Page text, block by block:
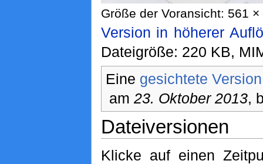
Größe der Voransicht: 561
Version in höherer
Dateigröße: 220 KB,
Eine gesichtete Version
am 23. Oktober 2013,
Dateiversionen
Klicke auf einen